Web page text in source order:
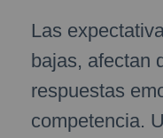
Las
bajas, afectan
respuestas
competencia.